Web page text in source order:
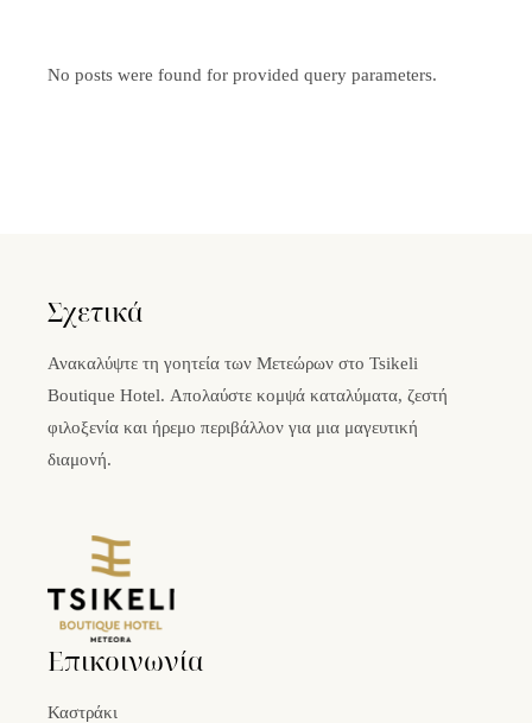
No posts were found for provided query parameters.
Σχετικά
Ανακαλύψτε τη γοητεία των Μετεώρων στο Tsikeli
Boutique Hotel. Απολαύστε κομψά καταλύματα, ζεστή
φιλοξενία και ήρεμο περιβάλλον για μια μαγευτική
διαμονή.
Επικοινωνία
Καστράκι